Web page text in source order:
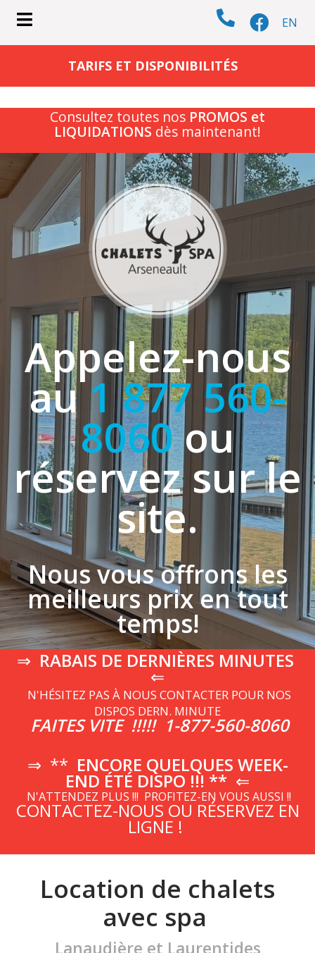
(CHALETS )
(ACTIVITÉS )
EN
TARIFS ET DISPONIBILITÉS
Consultez toutes nos PROMOS et
LIQUIDATIONS dès maintenant!
Appelez-nous
au1 877 560-
8060ou
réservez sur le
site.
Nous vous offrons les
meilleurs prix en tout
temps!
⇒ RABAIS DE DERNIÈRES MINUTES
⇐
N'HÉSITEZ PAS À NOUS CONTACTER POUR NOS
DISPOS DERN. MINUTE
FAITES VITE !!!!! 1-877-560-8060
⇒ ** ENCORE QUELQUES WEEK-
END ÉTÉ DISPO !!! ** ⇐
N'ATTENDEZ PLUS !!! PROFITEZ-EN VOUS AUSSI !!
CONTACTEZ-NOUS OU RÉSERVEZ EN
LIGNE !
Location de chalets
avec spa
Lanaudière et Laurentides